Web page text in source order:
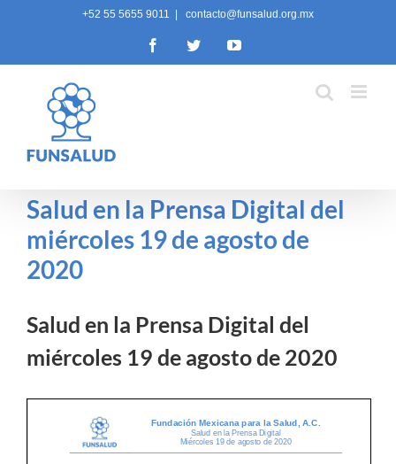
+52 55 5655 9011 contacto@funsalud.org.mx
FacebookTwitterYouTube
Salud en la Prensa Digital del
miércoles 19 de agosto de
2020
Salud en la Prensa Digital del
miércoles 19 de agosto de 2020